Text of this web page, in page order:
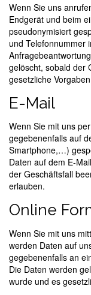
Wenn Sie uns
Endgerät und beim
pseudonymisiert
und Telefonnummer
gelöscht, sobald der
gesetzliche
E-Mail
Wenn Sie mit uns
gegebenenfalls auf
Smartphone,…)
Daten auf dem E-
der Geschäftsfall
erlauben.
Online
Wenn Sie mit uns
werden Daten auf
gegebenenfalls an
Die Daten werden
wurde und es